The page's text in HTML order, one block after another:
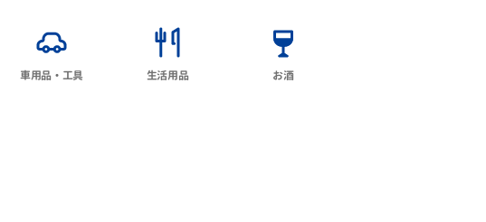
車用品・工具 生活用品 お酒